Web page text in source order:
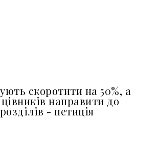
скоротити на 50%, а
направити до
- петиція